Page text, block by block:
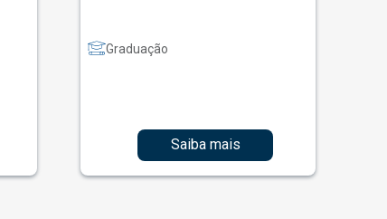
Graduação
Saiba mais